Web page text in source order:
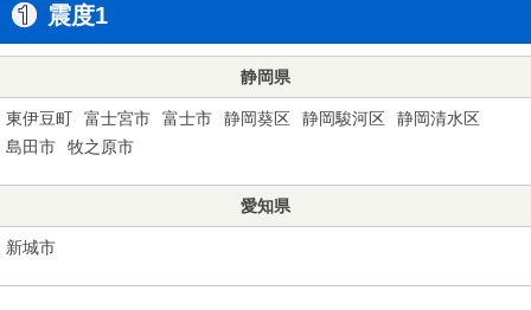
震度1
静岡県
東伊豆町 富士宮市 富士市 静岡葵区 静岡駿河区
静岡清水区
島田市
牧之原市
愛知県
新城市